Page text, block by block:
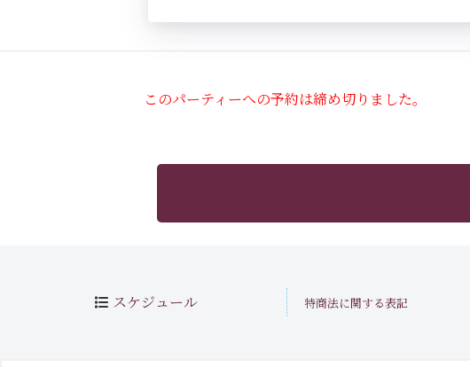
このパーティーへの予約は締め切りました。
スケジュール 特商法に関する表記